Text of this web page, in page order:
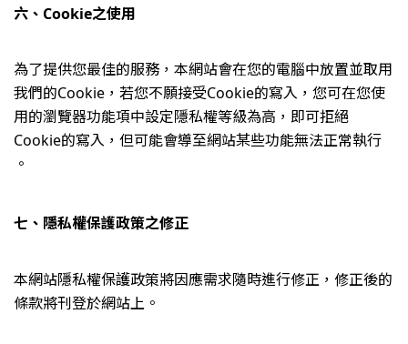
六、Cookie之使用
為了提供您最佳的服務，本網站會在您的電腦中放置並取用
我們的Cookie，若您不願接受Cookie的寫入，您可在您使
用的瀏覽器功能項中設定隱私權等級為高，即可拒絕
Cookie的寫入，但可能會導至網站某些功能無法正常執行
。
七、隱私權保護政策之修正
本網站隱私權保護政策將因應需求隨時進行修正，修正後的
條款將刊登於網站上。